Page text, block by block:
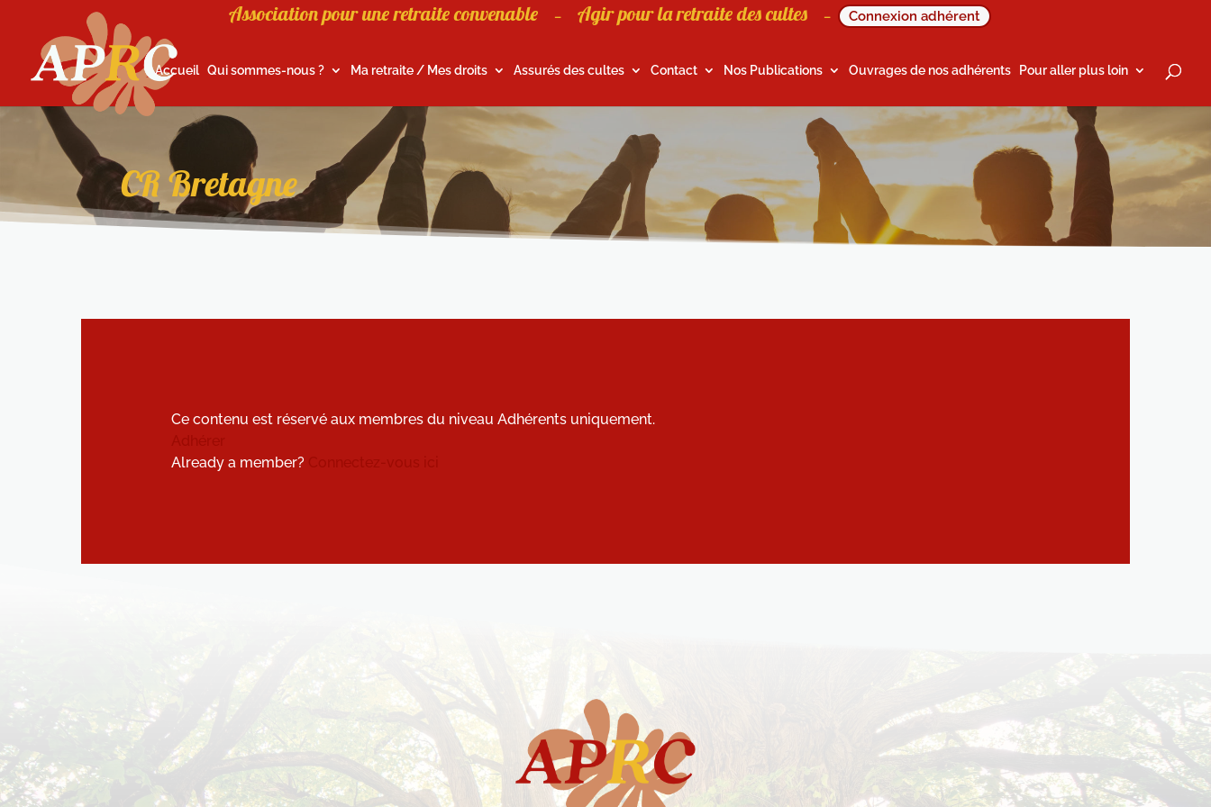
Association pour une retraite convenable – Agir pour la retraite des cultes – Connexion adhérent
Accueil Qui sommes-nous ? Ma retraite / Mes droits Assurés des cultes Contact Nos Publications Ouvrages de nos adhérents Pour aller plus loin
CR Bretagne
Ce contenu est réservé aux membres du niveau Adhérents uniquement.
Already a member?